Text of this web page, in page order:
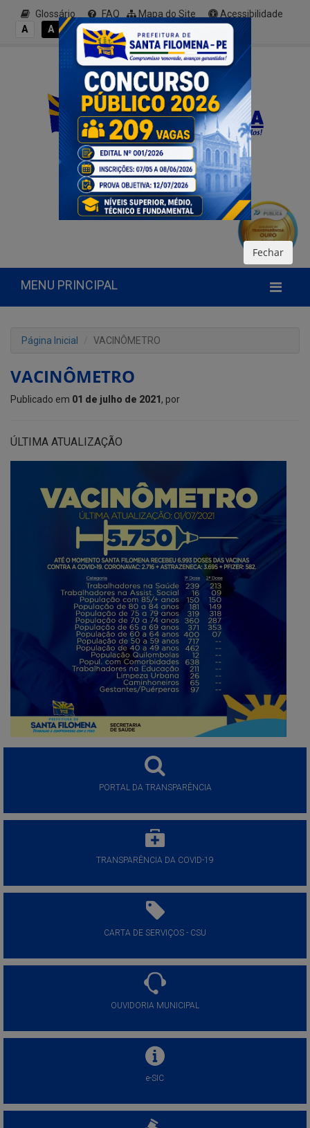
Glossário FAQ Mapa do Site
Acessibilidade
A
A A- A A+
MENU PRINCIPAL
Página Inicial VACINÔMETRO
VACINÔMETRO
Publicado em 01 de julho de 2021 , por
ÚLTIMA ATUALIZAÇÃO
PORTAL DA TRANSPARÊNCIA
TRANSPARÊNCIA DA COVID-19
CARTA DE SERVIÇOS - CSU
OUVIDORIA MUNICIPAL
e-SIC
Fechar